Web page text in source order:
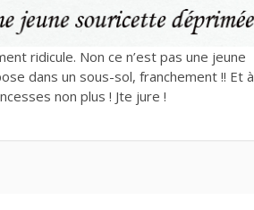
ridicule. Non ce n’est pas une jeune
dans un sous-sol, franchement !! Et à
non plus ! Jte jure !